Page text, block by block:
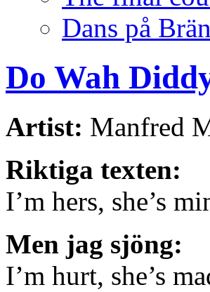
Dans på
Do Wah
Artist: Manfred
Riktiga texten:
I’m hers, she’s
Men jag sjöng:
I’m hurt, she’s